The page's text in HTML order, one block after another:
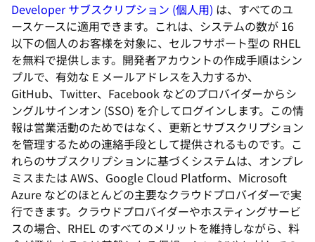
Developer サブスクリプション (個人用) は、すべてのユ
ースケースに適用できます。これは、システムの数が 16
以下の個人のお客様を対象に、セルフサポート型の RHEL
を無料で提供します。開発者アカウントの作成手順はシン
プルで、有効な E メールアドレスを入力するか、
GitHub、Twitter、Facebook などのプロバイダーからシ
ングルサインオン (SSO) を介してログインします。この情
報は営業活動のためではなく、更新とサブスクリプション
を管理するための連絡手段として提供されるものです。こ
れらのサブスクリプションに基づくシステムは、オンプレ
ミスまたは AWS、Google Cloud Platform、Microsoft
Azure などのほとんどの主要なクラウドプロバイダーで実
行できます。クラウドプロバイダーやホスティングサービ
スの場合、RHEL のすべてのメリットを維持しながら、料